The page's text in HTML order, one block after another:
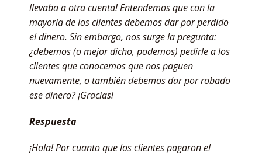
llevaba a otra cuenta! Entendemos que con la
mayoría de los clientes debemos dar por perdido
el dinero. Sin embargo, nos surge la pregunta:
¿debemos (o mejor dicho, podemos) pedirle a los
clientes que conocemos que nos paguen
nuevamente, o también debemos dar por robado
ese dinero? ¡Gracias!
Respuesta
¡Hola! Por cuanto que los clientes pagaron el